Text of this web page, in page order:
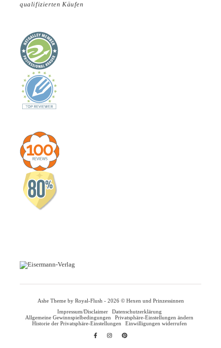
qualifizierten Käufen
Ashe Theme by Royal-Flush - 2026 © Hexen und Prinzessinnen
Impressum/Disclaimer
Datenschutzerklärung
Allgemeine Gewinnspielbedingungen
Privatsphäre-Einstellungen ändern
Historie der Privatsphäre-Einstellungen
Einwilligungen widerrufen